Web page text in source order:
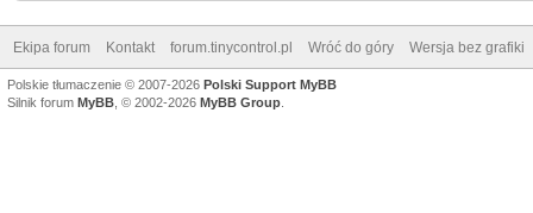
Ekipa forum Kontakt forum.tinycontrol.pl Wróć do góry Wersja bez grafiki
Polskie tłumaczenie © 2007-2026 Polski Support MyBB
Silnik forum MyBB , © 2002-2026 MyBB Group